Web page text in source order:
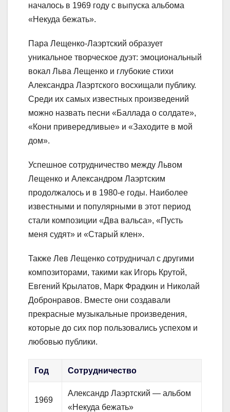
началось в 1969 году с выпуска альбома
«Некуда бежать».
Пара Лещенко-Лаэртский образует
уникальное творческое дуэт: эмоциональный
вокал Льва Лещенко и глубокие стихи
Александра Лаэртского восхищали публику.
Среди их самых известных произведений
можно назвать песни «Баллада о солдате»,
«Кони привередливые» и «Заходите в мой
дом».
Успешное сотрудничество между Львом
Лещенко и Александром Лаэртским
продолжалось и в 1980-е годы. Наиболее
известными и популярными в этот период
стали композиции «Два вальса», «Пусть
меня судят» и «Старый клен».
Также Лев Лещенко сотрудничал с другими
композиторами, такими как Игорь Крутой,
Евгений Крылатов, Марк Фрадкин и Николай
Добронравов. Вместе они создавали
прекрасные музыкальные произведения,
которые до сих пор пользовались успехом и
любовью публики.
Год Сотрудничество
1969
Александр Лаэртский — альбом
«Некуда бежать»